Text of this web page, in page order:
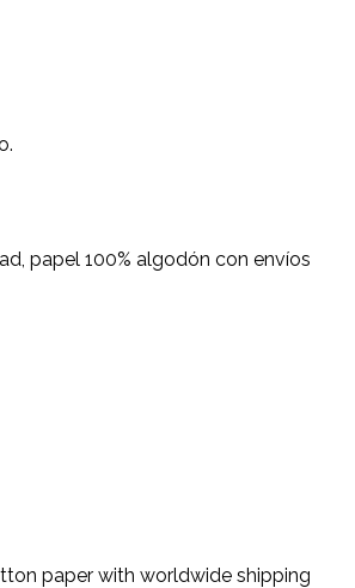
papel 100% algodón con envíos
paper with worldwide shipping